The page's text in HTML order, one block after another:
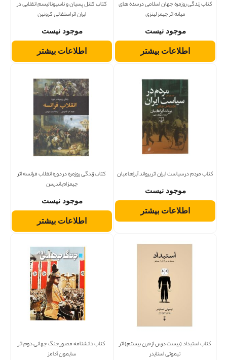
کتاب زندگی روزمره جهان اسلامی در سده های
میانه اثر جیمز لینزی
موجود نیست
اطلاعات بیشتر
کتاب کلنل پسیان و ناسیونالیسم انقلابی در
ایران اثر استفانی کرونین
موجود نیست
اطلاعات بیشتر
کتاب مردم در سیاست ایران اثر یرواند آبراهامیان
موجود نیست
اطلاعات بیشتر
کتاب زندگی روزمره در دوره انقلاب فرانسه اثر
جیمز ام.اندرسن
موجود نیست
اطلاعات بیشتر
کتاب استبداد (بیست درس از قرن بیستم) اثر
تیموتی اسنایدر
کتاب دانشنامه مصور جنگ جهانی دوم اثر
سایمون آدامز